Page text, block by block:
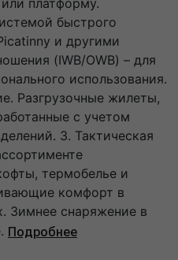
быстрого
и другими
(IWB/OWB) – для
использования.
Разгрузочные жилеты,
с учетом
3. Тактическая
термобелье и
комфорт в
Зимнее снаряжение в
Подробнее